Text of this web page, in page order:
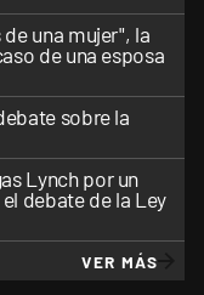
una mujer", la
de una esposa
sobre la
Lynch por un
debate de la Ley
VER MÁS